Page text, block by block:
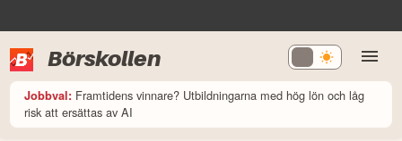
Börskollen
Jobbval: Framtidens vinnare? Utbildningarna med hög lön och låg
risk att ersättas av AI